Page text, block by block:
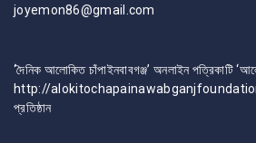
joyemon86@gmail.com
‘দৈনিক আলোকিত চাঁপাইনবাবগঞ্জ’ অনলাইন পত্রিকাটি
http://
প্রতিষ্ঠান